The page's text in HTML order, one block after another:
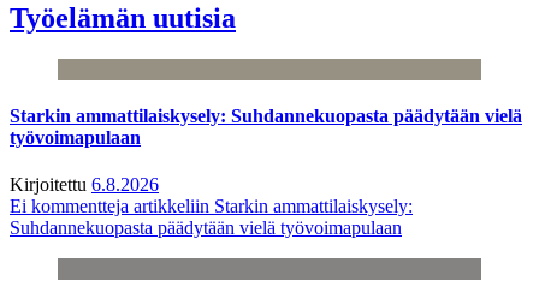
Työelämän uutisia
Starkin ammattilaiskysely: Suhdannekuopasta päädytään vielä
työvoimapulaan
Kirjoitettu 6.8.2026
Ei kommentteja artikkeliin Starkin ammattilaiskysely:
Suhdannekuopasta päädytään vielä työvoimapulaan